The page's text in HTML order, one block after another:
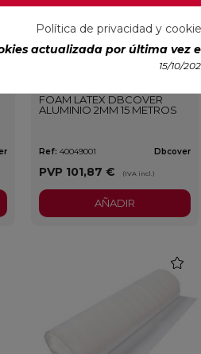
FOAM LATEX DBCOVER
ALUMINIO 2MM 15 METROS
Ref: 40049001 Dbcover
PVP 101,87 € (IVA incl.)
AÑADIR
Política de privacidad y
actualizada por última vez
15/10/